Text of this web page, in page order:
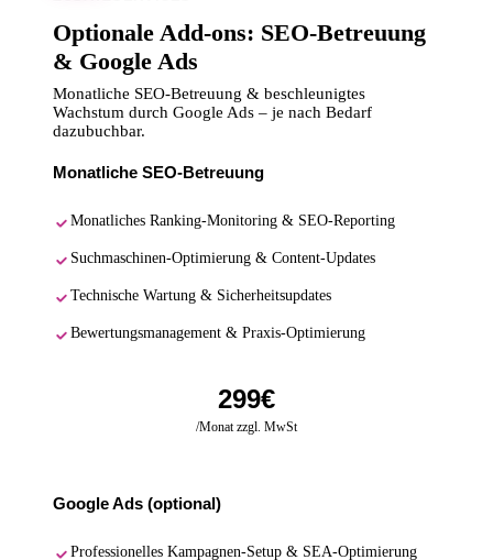
Optionale Add-ons: SEO-Betreuung
& Google Ads
Monatliche SEO-Betreuung & beschleunigtes
Wachstum durch Google Ads – je nach Bedarf
dazubuchbar.
Monatliche SEO-Betreuung
Monatliches Ranking-Monitoring & SEO-Reporting
Suchmaschinen-Optimierung & Content-Updates
Technische Wartung & Sicherheitsupdates
Bewertungsmanagement & Praxis-Optimierung
299€
/Monat zzgl. MwSt
Google Ads (optional)
Professionelles Kampagnen-Setup & SEA-Optimierung